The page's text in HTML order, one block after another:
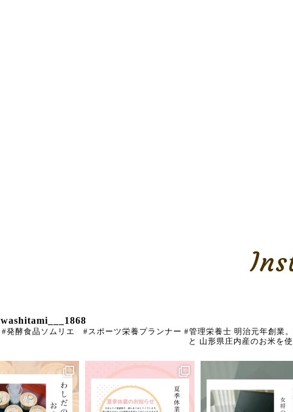
washitami___1868
#発酵食品ソムリエ #スポーツ栄養プランナー #管理栄養士 明治元年創業
と 山形県庄内産のお米を